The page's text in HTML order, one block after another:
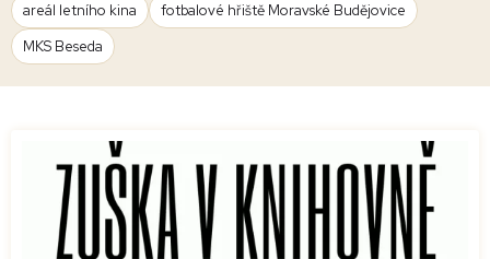
areál letního kina
fotbalové hřiště Moravské Budějovice
MKS Beseda